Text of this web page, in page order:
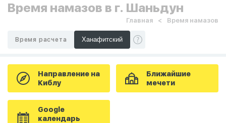
Время намазов в г. Шаньдун
Главная Время намазов
Время расчета
Направление на
Киблу
Ближайшие
мечети
Google
календарь